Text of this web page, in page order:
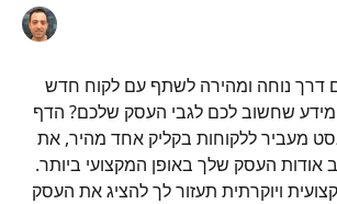
דרך נוחה ומהירה לשתף עם לקוח חדש
שחשוב לכם לגבי העסק שלכם? הדף
מעביר ללקוחות בקליק אחד מהיר, את
אודות העסק שלך באופן המקצועי ביותר.
ויוקרתית תעזור לך להציג את העסק